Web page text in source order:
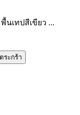
นเทปสีเขียว ...